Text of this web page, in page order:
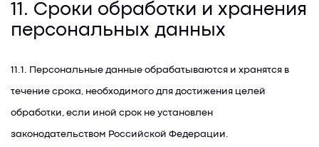
11. Сроки обработки и хранения
персональных данных
11.1. Персональные данные обрабатываются и хранятся в
течение срока, необходимого для достижения целей
обработки, если иной срок не установлен
законодательством Российской Федерации.